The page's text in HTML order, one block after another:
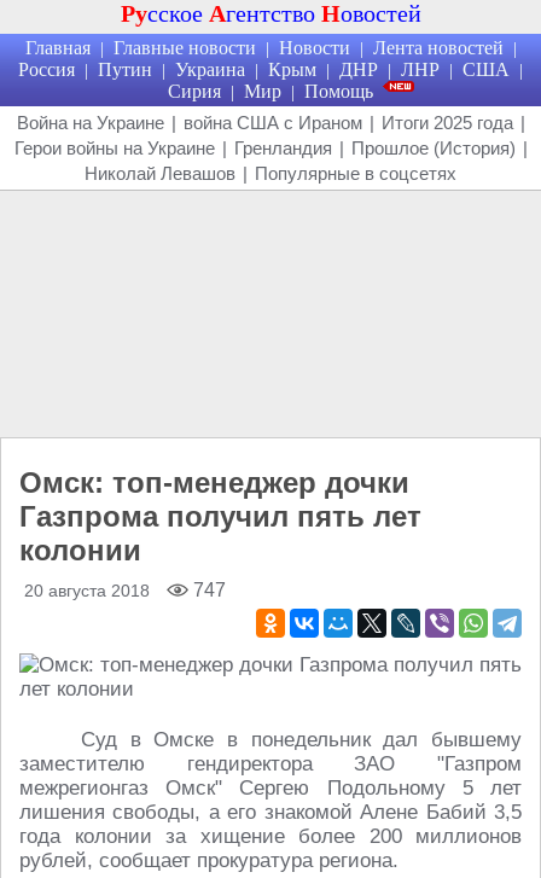
Русское Агентство Новостей
Главная | Главные новости | Новости | Лента новостей |
Россия | Путин | Украина | Крым | ДНР | ЛНР | США |
Сирия | Мир | Помощь
Война на Украине | война США с Ираном | Итоги 2025 года |
Герои войны на Украине | Гренландия | Прошлое (История) |
Николай Левашов | Популярные в соцсетях
Омск: топ-менеджер дочки
Газпрома получил пять лет
колонии
20 августа 2018 747
Суд в Омске в понедельник дал бывшему
заместителю гендиректора ЗАО "Газпром
межрегионгаз Омск" Сергею Подольному 5 лет
лишения свободы, а его знакомой Алене Бабий 3,5
года колонии за хищение более 200 миллионов
рублей, сообщает прокуратура региона.